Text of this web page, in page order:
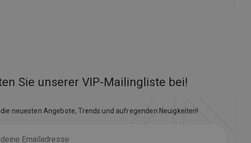
Sie unserer VIP-Mailingliste bei!
die neuesten Angebote, Trends und aufregenden Neuigkeiten!